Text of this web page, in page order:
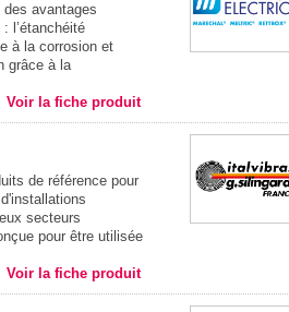
avantages
l’étanchéité
à la corrosion et
grâce à la
Voir la fiche produit
de référence pour
secteurs
pour être utilisée
Voir la fiche produit